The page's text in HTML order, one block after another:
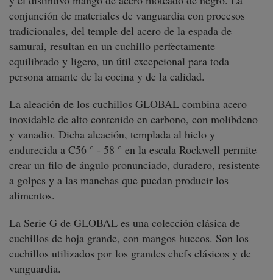
conjunción de materiales de vanguardia con procesos
tradicionales, del temple del acero de la espada de
samurai, resultan en un cuchillo perfectamente
equilibrado y ligero, un útil excepcional para toda
persona amante de la cocina y de la calidad.
La aleación de los cuchillos GLOBAL combina acero
inoxidable de alto contenido en carbono, con molibdeno
y vanadio. Dicha aleación, templada al hielo y
endurecida a C56 ° - 58 ° en la escala Rockwell permite
crear un filo de ángulo pronunciado, duradero, resistente
a golpes y a las manchas que puedan producir los
alimentos.
La Serie G de GLOBAL es una colección clásica de
cuchillos de hoja grande, con mangos huecos. Son los
cuchillos utilizados por los grandes chefs clásicos y de
vanguardia.